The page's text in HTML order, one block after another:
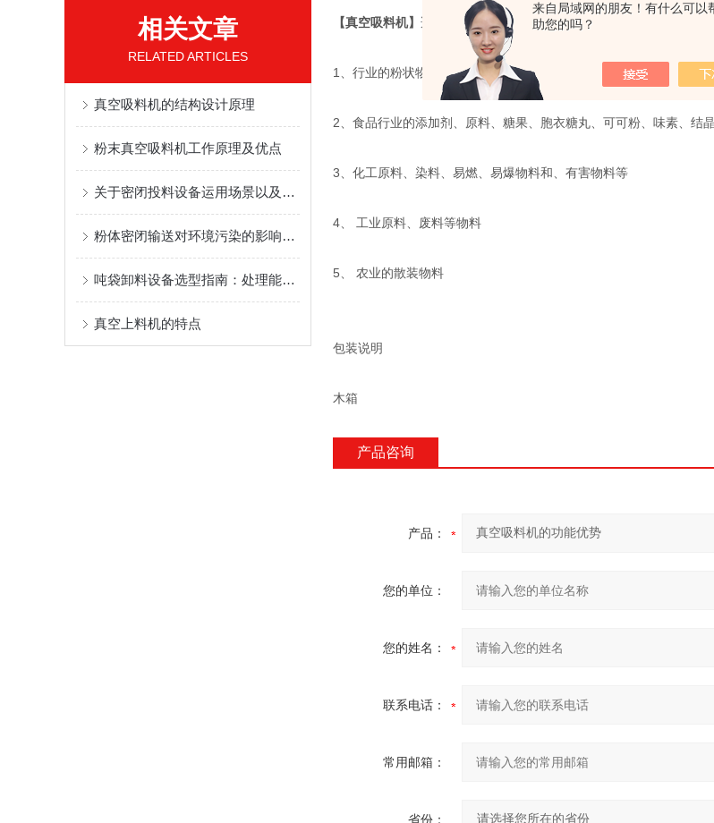
来自局域网的朋友！有什么可以
助您的吗？
相关文章
RELATED ARTICLES
真空吸料机的结构设计原理
粉末真空吸料机工作原理及优点
关于密闭投料设备运用场景以及优势
粉体密闭输送对环境污染的影响及控制措施
吨袋卸料设备选型指南：处理能力与物料特性的匹配策略
真空上料机的特点
【真空吸料机】 适用范围
1、行业的粉状物料、颗粒物料、混合物料（输送过程不会产生分层
2、食品行业的添加剂、原料、糖果、胞衣糖丸、可可粉、味素、结
3、化工原料、染料、易燃、易爆物料和、有害物料等
4、 工业原料、废料等物料
5、 农业的散装物料
包装说明
木箱
产品咨询
产品：
您的单位：
您的姓名：
联系电话：
常用邮箱：
省份：